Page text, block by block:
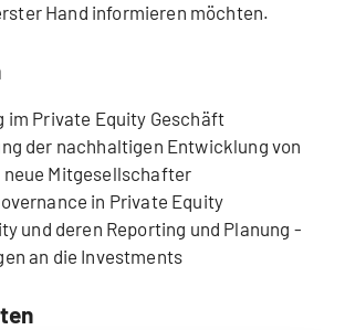
Hand informieren möchten.
im Private Equity Geschäft
der nachhaltigen Entwicklung von
neue Mitgesellschafter
in Private Equity
und deren Reporting und Planung -
an die Investments